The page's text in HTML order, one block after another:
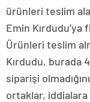
ürünleri teslim
Emin
Ürünleri teslim
Kırdudu, burada
siparişi
ortaklar,